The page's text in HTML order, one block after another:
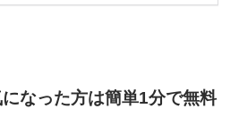
なった方は簡単1分で無料